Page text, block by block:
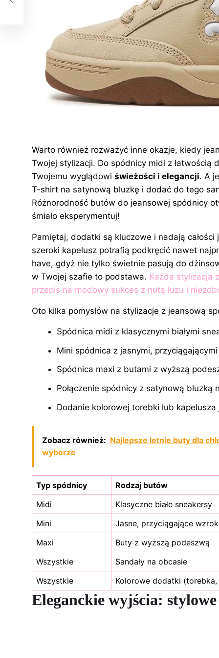
Warto również rozważyć inne okazje, kiedy
Twojej stylizacji. Do spódnicy midi z łatwością
Twojemu wyglądowi świeżości i elegancji. A
T-shirt na satynową bluzkę i dodać do tego
Różnorodność butów do jeansowej spódnicy
śmiało eksperymentuj!
Pamiętaj, dodatki są kluczowe i nadają
szeroki kapelusz potrafią podkręcić nawet
have, gdyż nie tylko świetnie pasują do
w Twojej szafie to podstawa. Każda stylizacja
przepis na modowy sukces z nutą luzu i
Oto kilka pomysłów na stylizacje z jeansową
Spódnica midi z klasycznymi białymi
Mini spódnica z jasnymi,
Spódnica maxi z butami z wyższą
Połączenie spódnicy z satynową bluzką
Dodanie kolorowej torebki lub
Zobacz również: Najlepsze letnie buty dla
wyborze
Typ spódnicy
Rodzaj butów
Midi
Klasyczne białe sneakersy
Mini
Jasne, przyciągające
Maxi
Buty z wyższą podeszwą
Wszystkie
Sandały na obcasie
Wszystkie
Kolorowe dodatki
Eleganckie wyjścia: